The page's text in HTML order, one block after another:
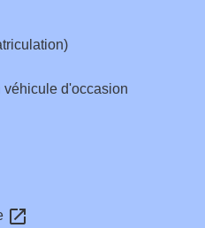
véhicule d'occasion
open_in_new